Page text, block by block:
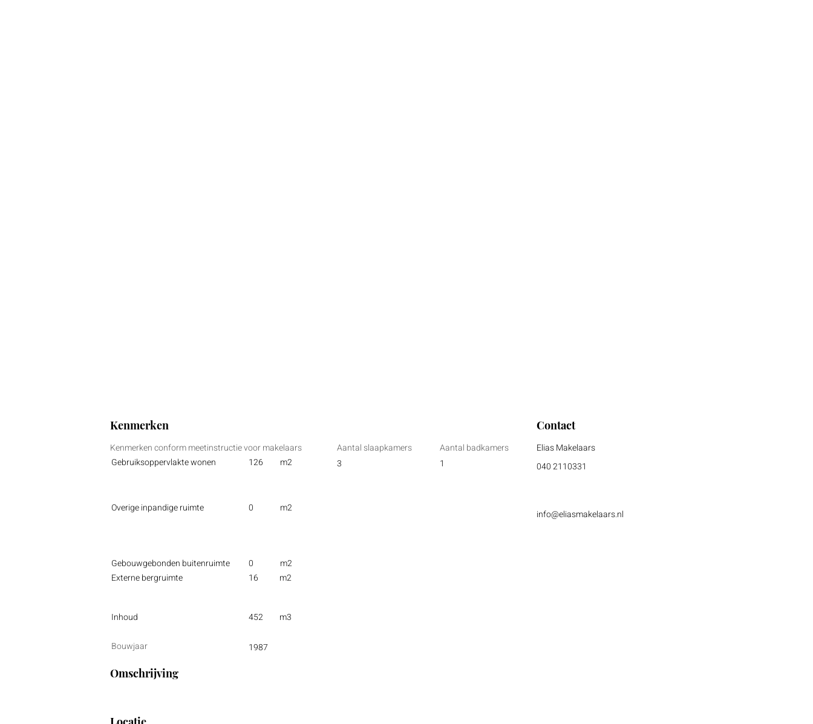
Kenmerken
Kenmerken conform meetinstructie voor makelaars
Gebruiksoppervlakte wonen
126 m2
Aantal slaapkamers
3
Aantal badkamers
1
Overige inpandige ruimte 0 m2
Gebouwgebonden buitenruimte
Externe bergruimte
Inhoud
Bouwjaar
0
m2
16
m2
452 m3
1987
Contact
Elias Makelaars
040 2110331
info@eliasmakelaars.nl
Omschrijving